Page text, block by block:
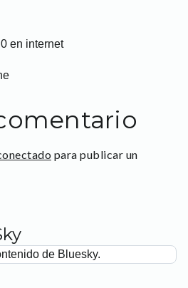
en internet
para publicar un
de Bluesky.